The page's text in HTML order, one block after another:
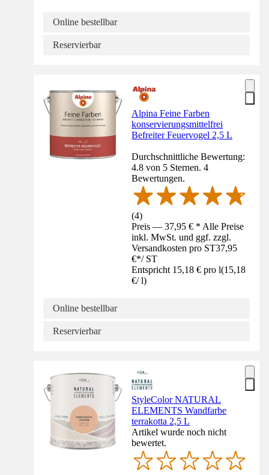
Online bestellbar
Reservierbar
Alpina Feine Farben
konservierungsmittelfrei
Befreiter Feuervogel 2,5 L
Durchschnittliche Bewertung:
4.8 von 5 Sternen. 4
Bewertungen.
(4)
Preis — 37,95 € * Alle Preise
inkl. MwSt. und ggf. zzgl.
Versandkosten pro ST37,95
€*/ ST
Entspricht 15,18 € pro l(15,18
€/ l)
Online bestellbar
Reservierbar
StyleColor NATURAL
ELEMENTS Wandfarbe
terrakotta 2,5 L
Artikel wurde noch nicht
bewertet.